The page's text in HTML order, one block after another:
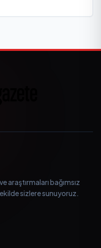
araştırmaları bağımsız
sizlere sunuyoruz.